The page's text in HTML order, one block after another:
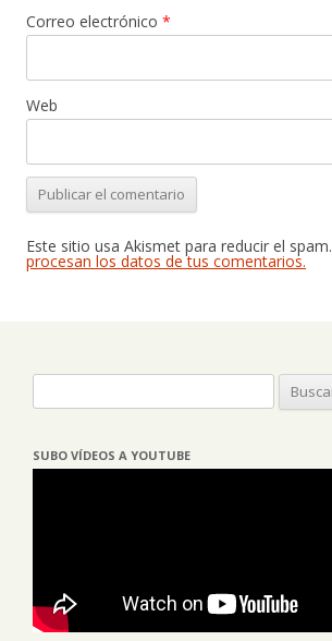
Correo electrónico *
Web
Este sitio usa Akismet para reducir el spam.
procesan los datos de tus comentarios.
SUBO VÍDEOS A YOUTUBE